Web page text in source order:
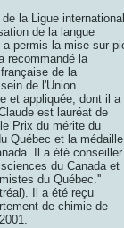
la Ligue
de la langue
permis la mise sur
recommandé la
de la
de l'Union
et appliquée, dont il a
est lauréat de
Prix du mérite du
Québec et la médaille
Il a été conseiller
du Canada et
du Québec.''
Il a été reçu
de chimie de